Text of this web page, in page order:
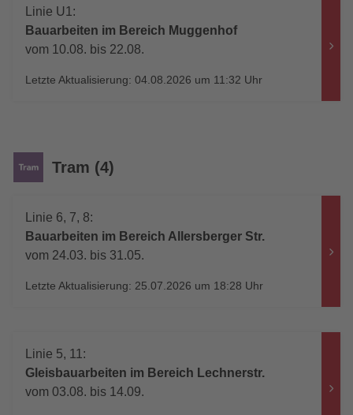
Linie U1:
Bauarbeiten im Bereich Muggenhof
vom 10.08. bis 22.08.
Letzte Aktualisierung: 04.08.2026 um 11:32 Uhr
Tram (4)
Linie 6, 7, 8:
Bauarbeiten im Bereich Allersberger Str.
vom 24.03. bis 31.05.
Letzte Aktualisierung: 25.07.2026 um 18:28 Uhr
Linie 5, 11:
Gleisbauarbeiten im Bereich Lechnerstr.
vom 03.08. bis 14.09.